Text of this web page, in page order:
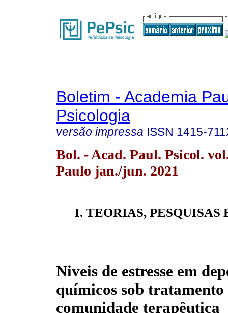
Boletim - Academia
Psicologia
versão impressa ISSN 1415-
Bol. - Acad. Paul. Psicol.
Paulo jan./jun. 2021
I. TEORIAS, PESQUISAS
Niveis de estresse em
químicos sob tratamento
comunidade terapêutica